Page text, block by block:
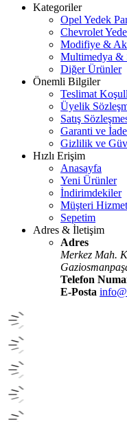
Kategoriler
Opel Yedek
Chevrolet
Modifiye &
Multimedya &
Diğer Ürünler
Önemli Bilgiler
Teslimat
Üyelik
Satış
Garanti ve
Gizlilik ve
Hızlı Erişim
Anasayfa
Yeni Ürünler
İndirimdekiler
Müşteri
Sepetim
Adres & İletişim
Adres
Merkez Mah.
Telefon
E-Posta